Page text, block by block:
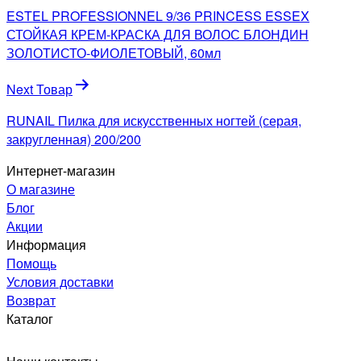
по
записям
ESTEL PROFESSIONNEL 9/36 PRINCESS ESSEX
СТОЙКАЯ КРЕМ-КРАСКА ДЛЯ ВОЛОС БЛОНДИН
ЗОЛОТИСТО-ФИОЛЕТОВЫЙ, 60мл
Next Товар
RUNAIL Пилка для искусственных ногтей (серая,
закругленная) 200/200
Интернет-магазин
О магазине
Блог
Акции
Информация
Помощь
Условия доставки
Возврат
Каталог